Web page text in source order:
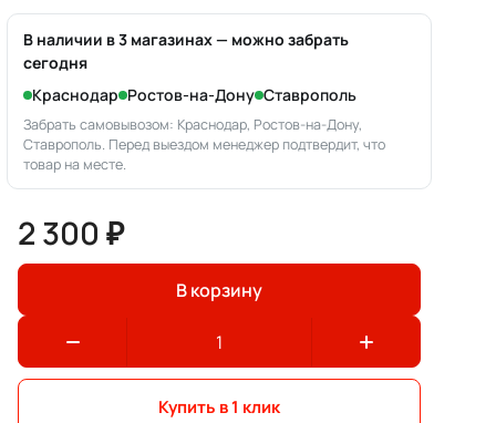
В наличии в 3 магазинах — можно забрать
сегодня
Краснодар Ростов-на-Дону Ставрополь
Забрать самовывозом: Краснодар, Ростов-на-Дону,
Ставрополь. Перед выездом менеджер подтвердит, что
товар на месте.
2 300 ₽
В корзину
Купить в 1 клик